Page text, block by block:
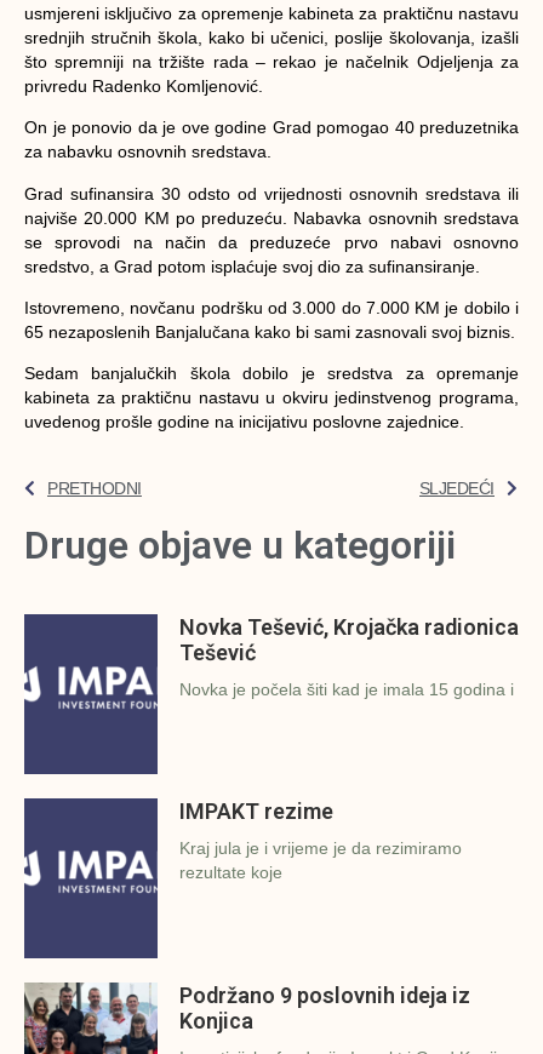
usmjereni isključivo za opremenje kabineta za praktičnu nastavu
srednjih stručnih škola, kako bi učenici, poslije školovanja, izašli
što spremniji na tržište rada – rekao je načelnik Odjeljenja za
privredu Radenko Komljenović.
On je ponovio da je ove godine Grad pomogao 40 preduzetnika
za nabavku osnovnih sredstava.
Grad sufinansira 30 odsto od vrijednosti osnovnih sredstava ili
najviše 20.000 KM po preduzeću. Nabavka osnovnih sredstava
se sprovodi na način da preduzeće prvo nabavi osnovno
sredstvo, a Grad potom isplaćuje svoj dio za sufinansiranje.
Istovremeno, novčanu podršku od 3.000 do 7.000 KM je dobilo i
65 nezaposlenih Banjalučana kako bi sami zasnovali svoj biznis.
Sedam banjalučkih škola dobilo je sredstva za opremanje
kabineta za praktičnu nastavu u okviru jedinstvenog programa,
uvedenog prošle godine na inicijativu poslovne zajednice.
PRETHODNI SLJEDEĆI
Druge objave u kategoriji
Novka Tešević, Krojačka radionica
Tešević
Novka je počela šiti kad je imala 15 godina i
IMPAKT rezime
Kraj jula je i vrijeme je da rezimiramo
rezultate koje
Podržano 9 poslovnih ideja iz
Konjica